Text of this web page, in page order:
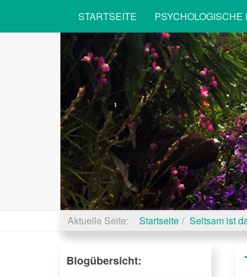
STARTSEITE PSYCHOLOGISCHE
Aktuelle Seite: Startseite Seltsam ist
Blogübersicht: